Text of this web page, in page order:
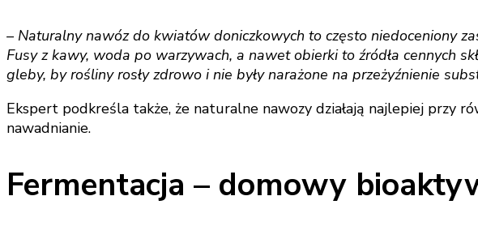
– Naturalny nawóz do kwiatów doniczkowych to często niedoceniony
Fusy z kawy, woda po warzywach, a nawet obierki to źródła cennych
gleby, by rośliny rosły zdrowo i nie były narażone na przeżyźnienie
Ekspert podkreśla także, że naturalne nawozy działają najlepiej przy
nawadnianie.
Fermentacja – domowy